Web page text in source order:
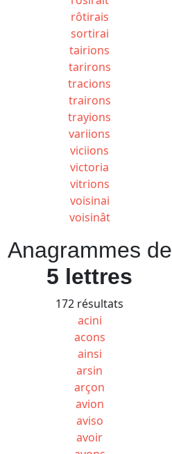
rôtirais
sortirai
tairions
tarirons
tracions
trairons
trayions
variions
viciions
victoria
vitrions
voisinai
voisinât
Anagrammes de
5 lettres
172 résultats
acini
acons
ainsi
arsin
arçon
avion
aviso
avoir